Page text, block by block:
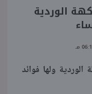
الوردية
الوردية ولها فوائد